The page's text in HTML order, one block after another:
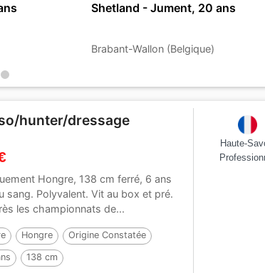
Shetland - Jument, 20 ans
Brabant-Wallon (Belgique)
hunter/dressage
Hongre, 138 cm ferré, 6 ans
sang. Polyvalent. Vit au box et pré.
les championnats de...
Hongre Origine Constatée
138 cm
Haute-